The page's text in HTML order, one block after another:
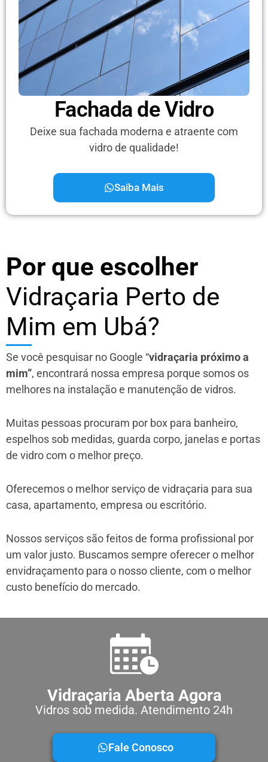
Fachada de Vidro
Deixe sua fachada moderna e atraente com
vidro de qualidade!
Saiba Mais
Por que escolher
Vidraçaria Perto de
Mim em Ubá?
Se você pesquisar no Google “vidraçaria próximo a
mim”, encontrará nossa empresa porque somos os
melhores na instalação e manutenção de vidros.
Muitas pessoas procuram por box para banheiro,
espelhos sob medidas, guarda corpo, janelas e portas
de vidro com o melhor preço.
Oferecemos o melhor serviço de vidraçaria para sua
casa, apartamento, empresa ou escritório.
Nossos serviços são feitos de forma profissional por
um valor justo. Buscamos sempre oferecer o melhor
envidraçamento para o nosso cliente, com o melhor
custo benefício do mercado.
Vidraçaria Aberta Agora
Vidros sob medida. Atendimento 24h
Fale Conosco